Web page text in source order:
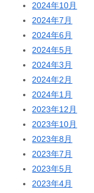
2024年10月
2024年7月
2024年6月
2024年5月
2024年3月
2024年2月
2024年1月
2023年12月
2023年10月
2023年8月
2023年7月
2023年5月
2023年4月